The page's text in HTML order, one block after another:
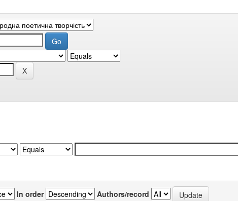
In order Authors/record